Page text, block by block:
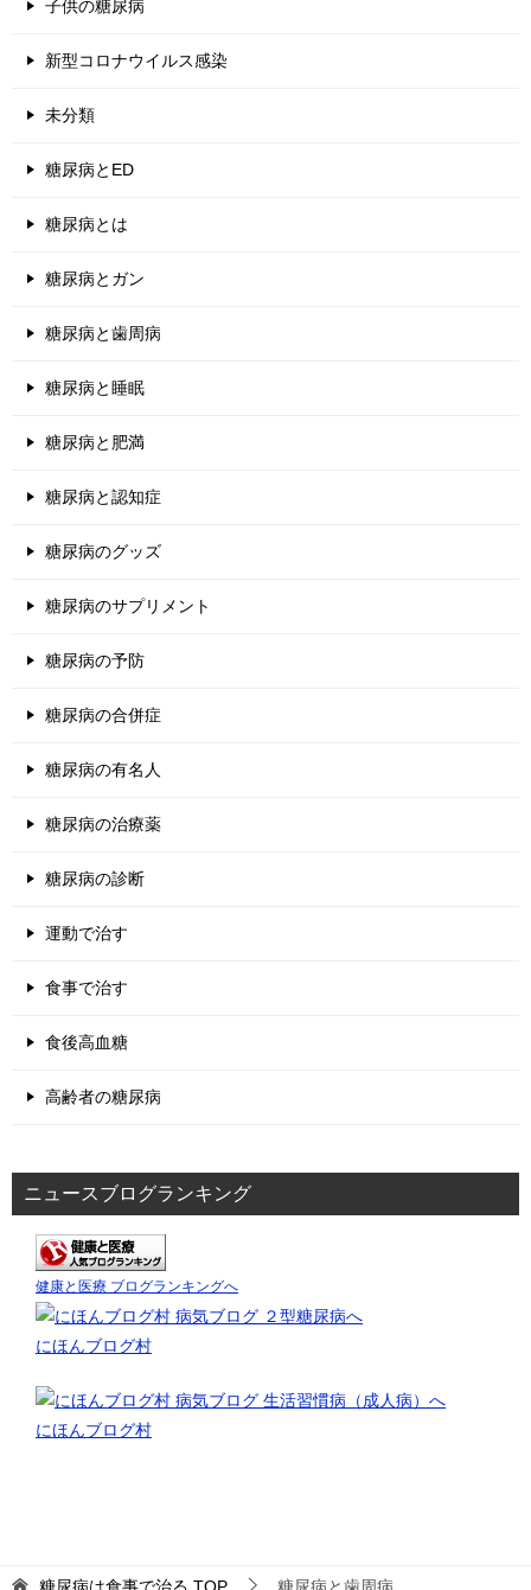
子供の糖尿病
新型コロナウイルス感染
未分類
糖尿病とED
糖尿病とは
糖尿病とガン
糖尿病と歯周病
糖尿病と睡眠
糖尿病と肥満
糖尿病と認知症
糖尿病のグッズ
糖尿病のサプリメント
糖尿病の予防
糖尿病の合併症
糖尿病の有名人
糖尿病の治療薬
糖尿病の診断
運動で治す
食事で治す
食後高血糖
高齢者の糖尿病
ニュースブログランキング
健康と医療 ブログランキングへ
にほんブログ村
にほんブログ村
糖尿病は食事で治る TOP 糖尿病と歯周病